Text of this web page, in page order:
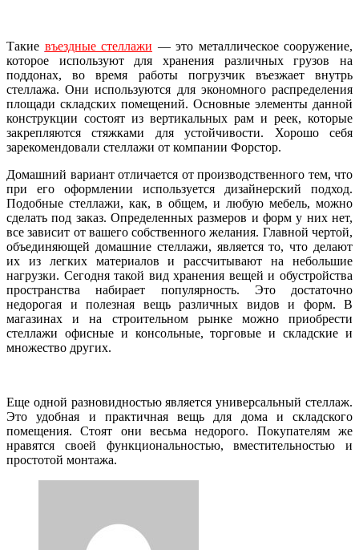
Такие въездные стеллажи — это металлическое сооружение,
которое используют для хранения различных грузов на
поддонах, во время работы погрузчик въезжает внутрь
стеллажа. Они используются для экономного распределения
площади складских помещений. Основные элементы данной
конструкции состоят из вертикальных рам и реек, которые
закрепляются стяжками для устойчивости. Хорошо себя
зарекомендовали стеллажи от компании Форстор.
Домашний вариант отличается от производственного тем, что
при его оформлении используется дизайнерский подход.
Подобные стеллажи, как, в общем, и любую мебель, можно
сделать под заказ. Определенных размеров и форм у них нет,
все зависит от вашего собственного желания. Главной чертой,
объединяющей домашние стеллажи, является то, что делают
их из легких материалов и рассчитывают на небольшие
нагрузки. Сегодня такой вид хранения вещей и обустройства
пространства набирает популярность. Это достаточно
недорогая и полезная вещь различных видов и форм. В
магазинах и на строительном рынке можно приобрести
стеллажи офисные и консольные, торговые и складские и
множество других.
Еще одной разновидностью является универсальный стеллаж.
Это удобная и практичная вещь для дома и складского
помещения. Стоят они весьма недорого. Покупателям же
нравятся своей функциональностью, вместительностью и
простотой монтажа.